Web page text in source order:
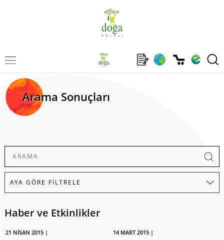
Arama Sonuçları
Haber ve Etkinlikler
21 NİSAN 2015 |
14 MART 2015 |